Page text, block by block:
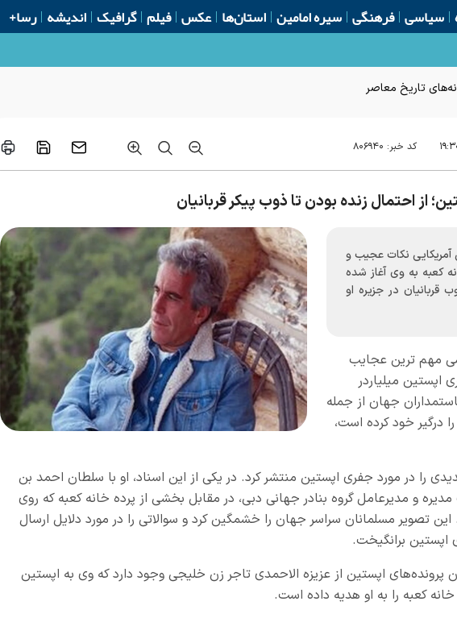
سیاسی فرهنگی سیره امامین استان‌ها عکس فیلم گرافیک اندیشه رسا+
تاریخ معاصر
کد خبر: ۸۰۶۹۴۰
نکات عجیب و
کعبه به وی آغاز شده
در جزیره او
مهم ترین عجایب
میلیاردر
جهان از جمله
درگیر خود کرده است،
را در مورد جفری اپستین منتشر کرد. در یکی از این اسناد، او با سلطان احمد بن
و مدیرعامل گروه بنادر جهانی دبی، در مقابل بخشی از پرده خانه کعبه که روی
تصویر مسلمانان سراسر جهان را خشمگین کرد و سوالاتی را در مورد دلایل ارسال
اپستین برانگیخت.
پرونده‌های اپستین از عزیزه الاحمدی تاجر زن خلیجی وجود دارد که وی به اپستین